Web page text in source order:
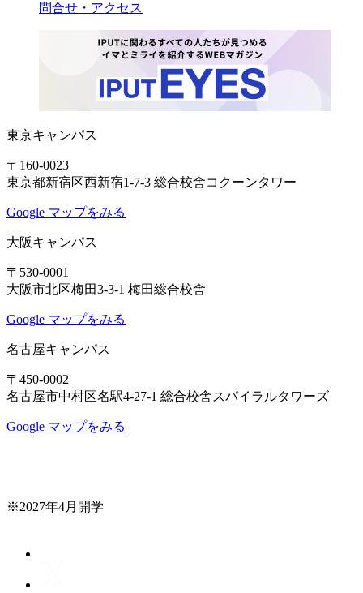
問合せ・アクセス
東京キャンパス
〒160-0023
東京都新宿区西新宿1-7-3 総合校舎コクーンタワー
Google マップをみる
大阪キャンパス
〒530-0001
大阪市北区梅田3-3-1 梅田総合校舎
Google マップをみる
名古屋キャンパス
〒450-0002
名古屋市中村区名駅4-27-1 総合校舎スパイラルタワーズ
Google マップをみる
※2027年4月開学